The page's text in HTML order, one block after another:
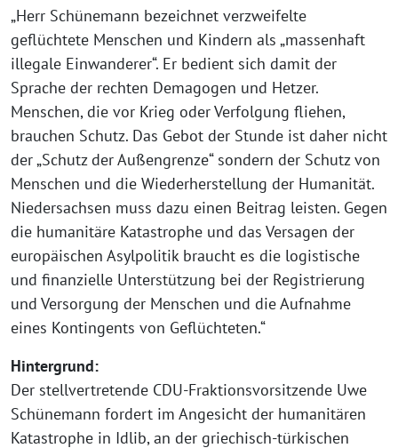
„Herr Schünemann bezeichnet verzweifelte
geflüchtete Menschen und Kindern als „massenhaft
illegale Einwanderer“. Er bedient sich damit der
Sprache der rechten Demagogen und Hetzer.
Menschen, die vor Krieg oder Verfolgung fliehen,
brauchen Schutz. Das Gebot der Stunde ist daher nicht
der „Schutz der Außengrenze“ sondern der Schutz von
Menschen und die Wiederherstellung der Humanität.
Niedersachsen muss dazu einen Beitrag leisten. Gegen
die humanitäre Katastrophe und das Versagen der
europäischen Asylpolitik braucht es die logistische
und finanzielle Unterstützung bei der Registrierung
und Versorgung der Menschen und die Aufnahme
eines Kontingents von Geflüchteten.“
Hintergrund:
Der stellvertretende CDU-Fraktionsvorsitzende Uwe
Schünemann fordert im Angesicht der humanitären
Katastrophe in Idlib, an der griechisch-türkischen